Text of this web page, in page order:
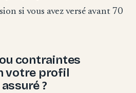
si vous avez versé avant 70
contraintes
votre profil
?